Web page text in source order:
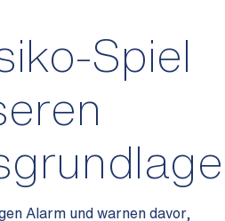
Spiel
Alarm und warnen davor,